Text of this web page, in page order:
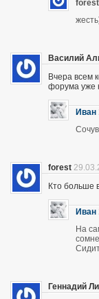
forest
Василий
Вчера всем
форума уже
Иван
forest
Кто больше
Иван
На
Геннадий